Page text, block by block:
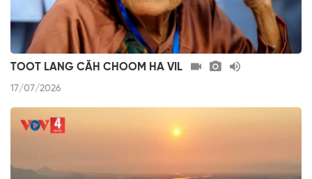
TOOT LANG CĂH CHOOM HA VIL
17/07/2026